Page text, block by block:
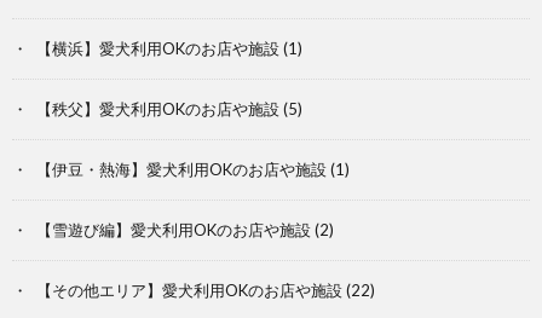
【横浜】愛犬利用OKのお店や施設(1)
【秩父】愛犬利用OKのお店や施設(5)
【伊豆・熱海】愛犬利用OKのお店や施設(1)
【雪遊び編】愛犬利用OKのお店や施設(2)
【その他エリア】愛犬利用OKのお店や施設(22)